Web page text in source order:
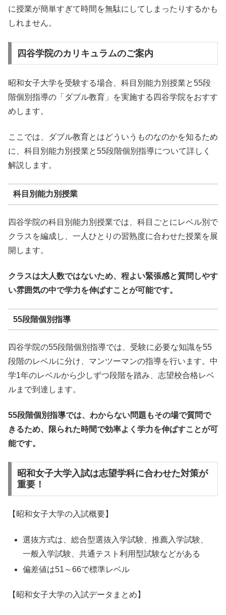
に授業が簡単すぎて時間を無駄にしてしまったりするかも
しれません。
四谷学院のカリキュラムのご案内
昭和女子大学を受験する場合、科目別能力別授業と55段
階個別指導の「ダブル教育」を実施する四谷学院をおすす
めします。
ここでは、ダブル教育とはどういうものなのかを知るため
に、科目別能力別授業と55段階個別指導について詳しく
解説します。
科目別能力別授業
四谷学院の科目別能力別授業では、科目ごとにレベル別で
クラスを編成し、一人ひとりの習熟度に合わせた授業を展
開します。
クラスは大人数ではないため、程よい緊張感と質問しやす
い雰囲気の中で学力を伸ばすことが可能です。
55段階個別指導
四谷学院の55段階個別指導では、受験に必要な知識を55
段階のレベルに分け、マンツーマンの指導を行います。中
学1年のレベルから少しずつ段階を踏み、志望校合格レベ
ルまで到達します。
55段階個別指導では、わからない問題もその場で質問で
きるため、限られた時間で効率よく学力を伸ばすことが可
能です。
昭和女子大学入試は志望学科に合わせた対策が
重要！
【昭和女子大学の入試概要】
選抜方式は、総合型選抜入学試験、推薦入学試験、
一般入学試験、共通テスト利用型試験などがある
偏差値は51～66で標準レベル
【昭和女子大学の入試データまとめ】